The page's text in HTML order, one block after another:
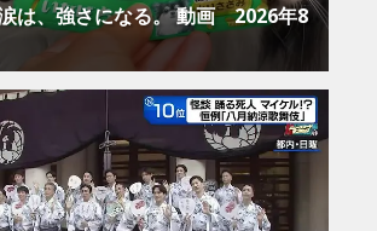
は、強さになる。 動画 2026年8